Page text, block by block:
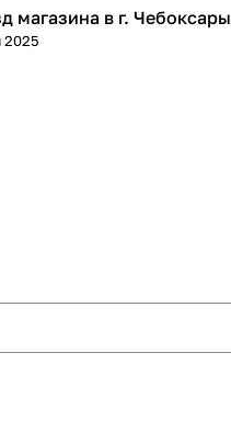
магазина в г. Чебоксары
2025